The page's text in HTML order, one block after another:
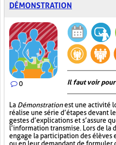
DÉMONSTRATION
0 Il faut voir
La Démonstrationest une activité
réalise une série d’étapes devant
gestes d’explications et s’assure
l’information transmise. Lors de la
engage la participation des élèves